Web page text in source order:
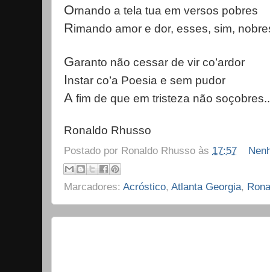
Ornando a tela tua em versos pobres
Rimando amor e dor, esses, sim,
Garanto não cessar de vir co’ardor
Instar co’a Poesia e sem pudor
A fim de que em tristeza não
Ronaldo Rhusso
Postado por Ronaldo Rhusso às 17:57
Marcadores: Acróstico, Atlanta Georgia,